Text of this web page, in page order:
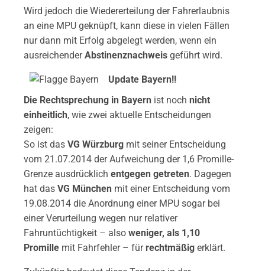
Wird jedoch die Wiedererteilung der Fahrerlaubnis
an eine MPU geknüpft, kann diese in vielen Fällen
nur dann mit Erfolg abgelegt werden, wenn ein
ausreichenderAbstinenznachweis geführt wird.
Update Bayern!!
Die Rechtsprechung in Bayern ist noch nicht
einheitlich, wie zwei aktuelle Entscheidungen
zeigen:
So ist das VG Würzburg mit seiner Entscheidung
vom 21.07.2014 der Aufweichung der 1,6 Promille-
Grenze ausdrücklich entgegen getreten. Dagegen
hat das VG München mit einer Entscheidung vom
19.08.2014 die Anordnung einer MPU sogar bei
einer Verurteilung wegen nur relativer
Fahruntüchtigkeit – also weniger, als 1,10
Promille mit Fahrfehler – für rechtmäßig erklärt.